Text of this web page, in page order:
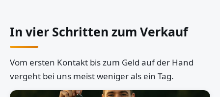
In vier Schritten zum Verkauf
Vom ersten Kontakt bis zum Geld auf der Hand
vergeht bei uns meist weniger als ein Tag.